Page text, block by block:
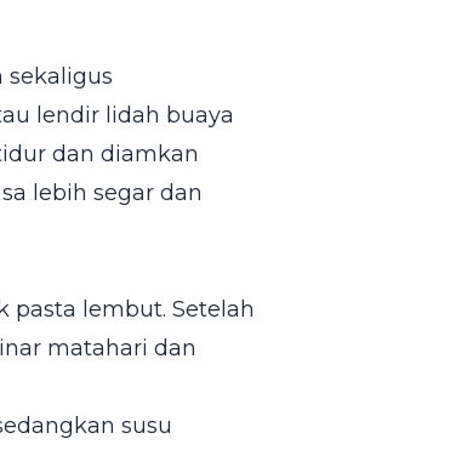
lendir lidah buaya
dan diamkan
lebih segar dan
pasta lembut. Setelah
matahari dan
susu